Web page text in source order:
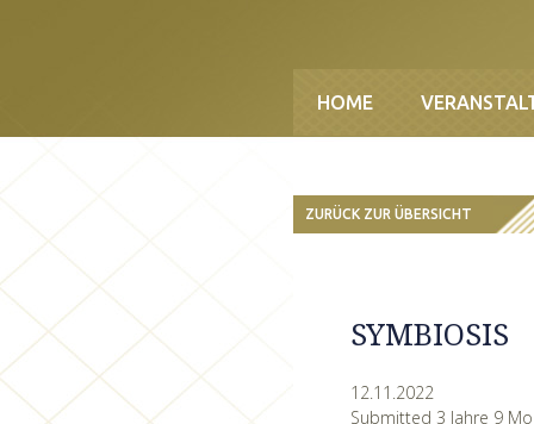
HOME
ZURÜCK ZUR ÜBERSICHT
SYMBIOSIS
12.11.2022
Submitted 3 Jahre 9